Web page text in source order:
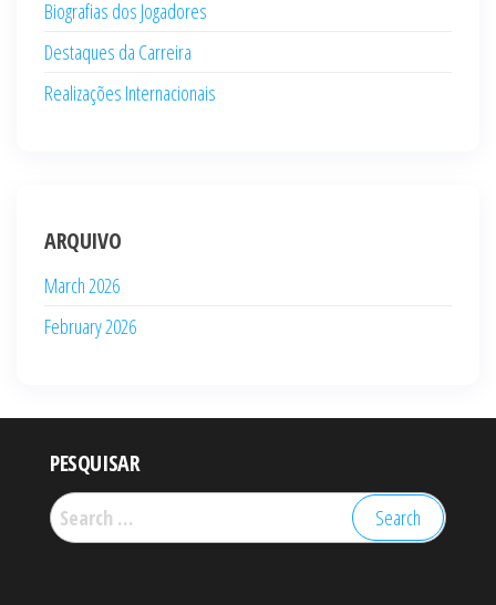
Biografias dos Jogadores
Destaques da Carreira
Realizações Internacionais
ARQUIVO
March 2026
February 2026
PESQUISAR
Search
for: